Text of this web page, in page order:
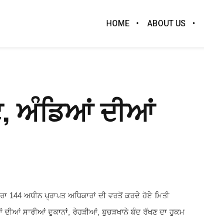
HOME ABOUT US
ਅੰਡਿਆਂ ਦੀਆਂ
144 ਅਧੀਨ ਪ੍ਰਾਪਤ ਅਧਿਕਾਰਾਂ ਦੀ ਵਰਤੋਂ ਕਰਦੇ ਹੋਏ ਮਿਤੀ
ਸਾਰੀਆਂ ਦੁਕਾਨਾਂ, ਰੇਹੜੀਆਂ, ਬੁਚੜਖਾਨੇ ਬੰਦ ਰੱਖਣ ਦਾ ਹੁਕਮ